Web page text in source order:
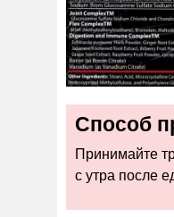
Способ
Принимайте
с утра после